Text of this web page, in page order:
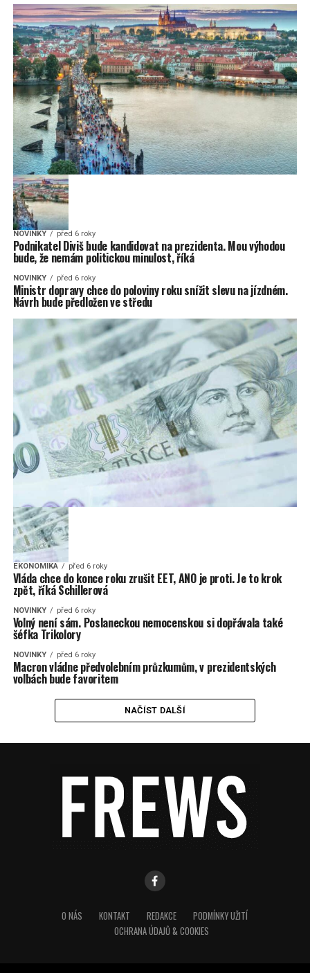
NOVINKY před 6 roky
Podnikatel Diviš bude kandidovat na prezidenta. Mou výhodou
bude, že nemám politickou minulost, říká
NOVINKY před 6 roky
Ministr dopravy chce do poloviny roku snížit slevu na jízdném.
Návrh bude předložen ve středu
EKONOMIKA před 6 roky
Vláda chce do konce roku zrušit EET, ANO je proti. Je to krok
zpět, říká Schillerová
NOVINKY před 6 roky
Volný není sám. Poslaneckou nemocenskou si dopřávala také
šéfka Trikolory
NOVINKY před 6 roky
Macron vládne předvolebním průzkumům, v prezidentských
volbách bude favoritem
NAČÍST DALŠÍ
O NÁS KONTAKT REDAKCE
PODMÍNKY UŽITÍ
OCHRANA ÚDAJŮ & COOKIES